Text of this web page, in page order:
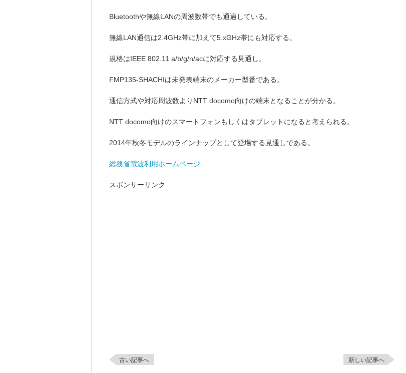
Bluetoothや無線LANの周波数帯でも通過している。
無線LAN通信は2.4GHz帯に加えて5.xGHz帯にも対応する。
規格はIEEE 802.11 a/b/g/n/acに対応する見通し。
FMP135-SHACHIは未発表端末のメーカー型番である。
通信方式や対応周波数よりNTT docomo向けの端末となることが分かる。
NTT docomo向けのスマートフォンもしくはタブレットになると考えられる。
2014年秋冬モデルのラインナップとして登場する見通しである。
総務省電波利用ホームページ
スポンサーリンク
古い記事へ 新しい記事へ